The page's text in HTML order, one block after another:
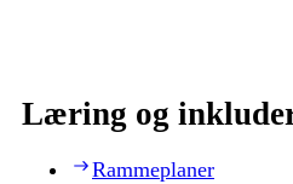
Læring og
Rammeplaner